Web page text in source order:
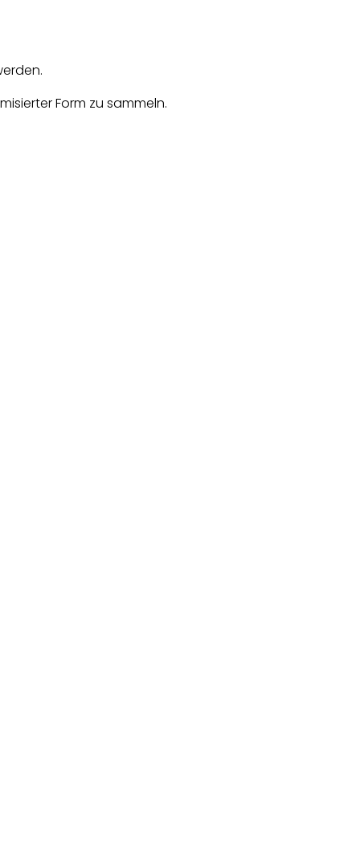
Form zu sammeln.